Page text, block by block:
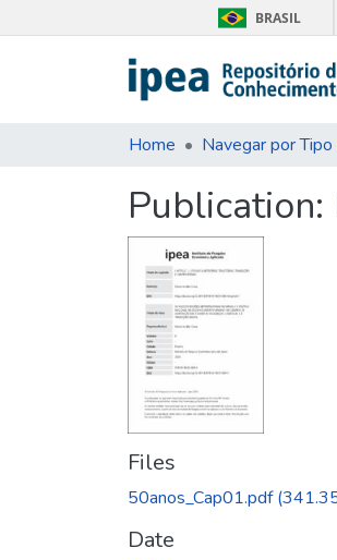
BRASIL
Home
Publication:
Files
50anos_Cap01.pdf
Date